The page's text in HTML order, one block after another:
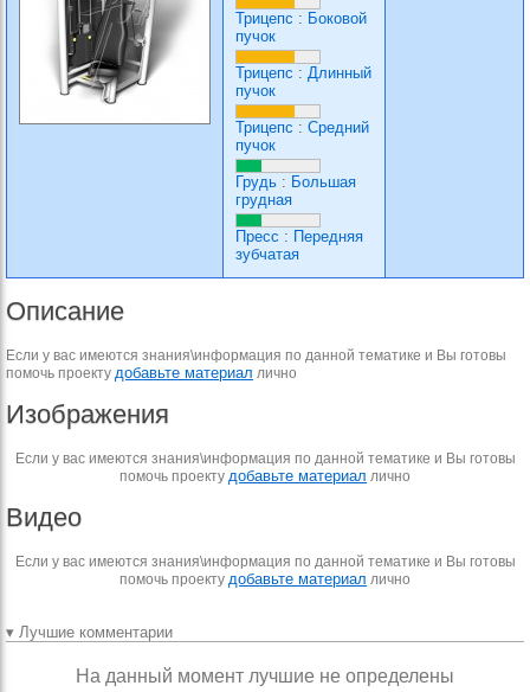
Трицепс : Боковой
пучок
Трицепс : Длинный
пучок
Трицепс : Средний
пучок
Грудь : Большая
грудная
Пресс : Передняя
зубчатая
Описание
Если у вас имеются знания\информация по данной тематике и Вы готовы
помочь проекту добавьте материал лично
Изображения
Если у вас имеются знания\информация по данной тематике и Вы готовы
помочь проекту добавьте материал лично
Видео
Если у вас имеются знания\информация по данной тематике и Вы готовы
помочь проекту добавьте материал лично
▾ Лучшие комментарии
На данный момент лучшие не определены